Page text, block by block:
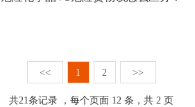
<< 1 2 >>
共21条记录 ，每个页面 12 条，共 2 页